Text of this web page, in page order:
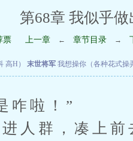
第68章 我似乎
票 上一章 ← 章节目录 →
高H） 末世将军 我想操你（各种花式操
啦！”
群，凑上前